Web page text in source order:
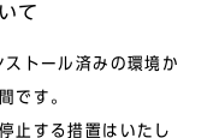
て
トール済みの環境か
です。
止する措置はいたし